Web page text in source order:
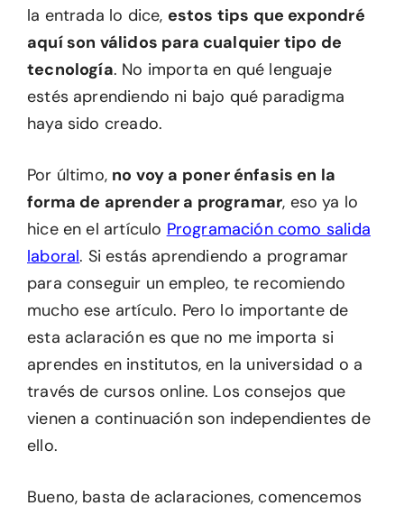
la entrada lo dice, estos tips que expondré
aquí son válidos para cualquier tipo de
tecnología. No importa en qué lenguaje
estés aprendiendo ni bajo qué paradigma
haya sido creado.
Por último, no voy a poner énfasis en la
forma de aprender a programar, eso ya lo
hice en el artículo Programación como salida
laboral. Si estás aprendiendo a programar
para conseguir un empleo, te recomiendo
mucho ese artículo. Pero lo importante de
esta aclaración es que no me importa si
aprendes en institutos, en la universidad o a
través de cursos online. Los consejos que
vienen a continuación son independientes de
ello.
Bueno, basta de aclaraciones, comencemos